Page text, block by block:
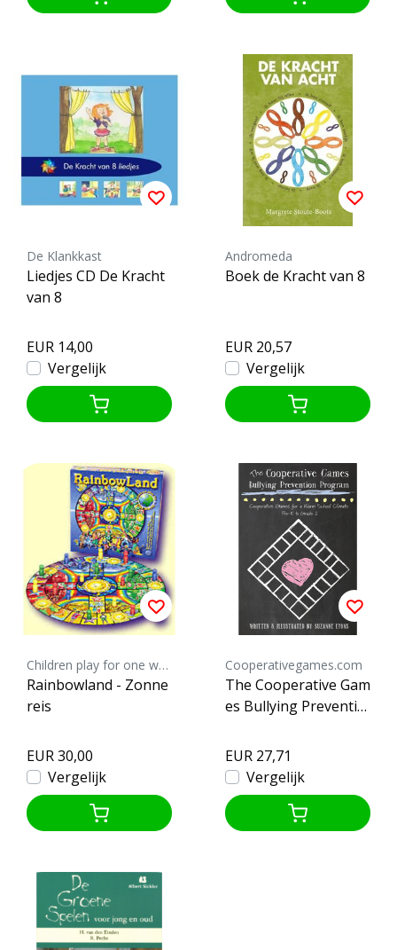
De Klankkast
Liedjes CD De Kracht
van 8
EUR 14,00
Vergelijk
Andromeda
Boek de Kracht van 8
EUR 20,57
Vergelijk
Children play for one world
Rainbowland - Zonne
reis
EUR 30,00
Vergelijk
Cooperativegames.com
The Cooperative Gam
es Bullying Preventio
EUR 27,71
Vergelijk